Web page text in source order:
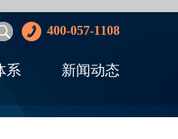
系 新闻动态
400-057-1108